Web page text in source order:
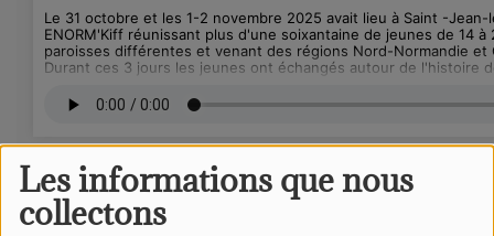
Les informations que nous
collectons